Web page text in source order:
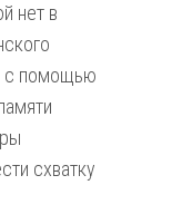
нет в
с помощью
схватку